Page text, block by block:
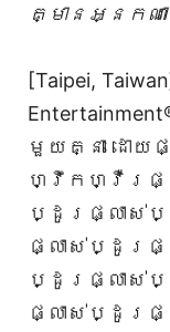
គ្មានអ្នកណា
[Taipei,
មួយគ្នា ដោយផ្
ហ្វឹកហ្វឺរផ្
ប្ដូរផ្លាស់
ផ្លាស់ប្ដូរ
ប្ដូរផ្លាស់
ផ្លាស់ប្ដូរ